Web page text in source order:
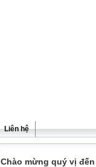
Liên hệ
Chào mừng quý vị